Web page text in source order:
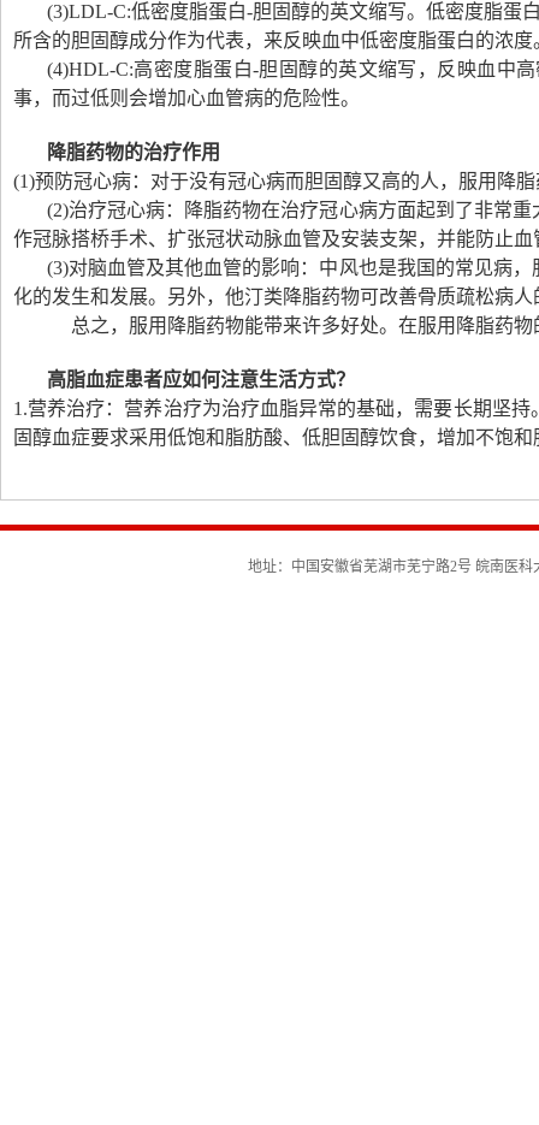
(3)LDL-C:低密度脂蛋白-胆固醇的英文缩写。低密度脂蛋
所含的胆固醇成分作为代表，来反映血中低密度脂蛋白的浓
(4)HDL-C:高密度脂蛋白-胆固醇的英文缩写，反映血中
事，而过低则会增加心血管病的危险性。
降脂药物的治疗作用
(1)预防冠心病：对于没有冠心病而胆固醇又高的人，服用降
(2)治疗冠心病：降脂药物在治疗冠心病方面起到了非常
作冠脉搭桥手术、扩张冠状动脉血管及安装支架，并能防止血
(3)对脑血管及其他血管的影响：中风也是我国的常见病
化的发生和发展。另外，他汀类降脂药物可改善骨质疏松病
总之，服用降脂药物能带来许多好处。在服用降脂药
高脂血症患者应如何注意生活方式？
1.营养治疗：营养治疗为治疗血脂异常的基础，需要长期坚
固醇血症要求采用低饱和脂肪酸、低胆固醇饮食，增加不饱
地址：中国安徽省芜湖市芜宁路2号 皖南医科